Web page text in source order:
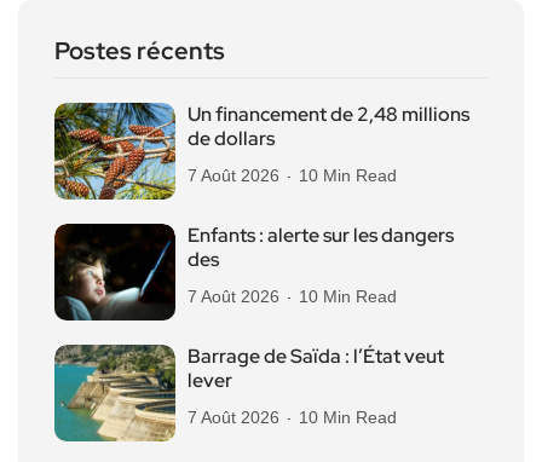
Postes récents
Un financement de 2,48 millions
de dollars
7 Août 2026 10 Min Read
Enfants : alerte sur les dangers
des
7 Août 2026 10 Min Read
Barrage de Saïda : l’État veut
lever
7 Août 2026 10 Min Read